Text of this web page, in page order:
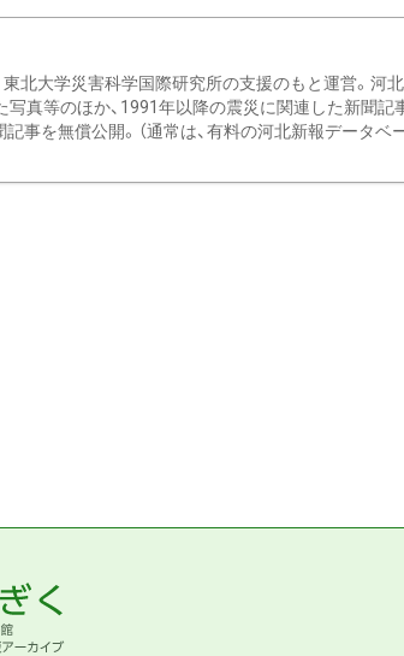
北大学災害科学国際研究所の支援のもと運営。河
写真等のほか、1991年以降の震災に関連した新聞記
事を無償公開。（通常は、有料の河北新報データベ